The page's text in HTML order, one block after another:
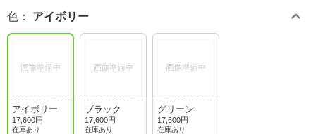
色 ： アイボリー
アイボリー
17,600円
在庫あり
ブラック
17,600円
在庫あり
グリーン
17,600円
在庫あり